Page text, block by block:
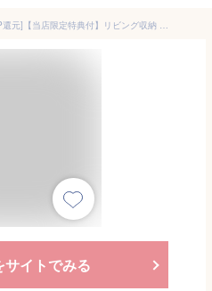
[12/25限定P5倍+抽選で100%P還元]【当店限定特典付】リビング収納 北欧 フラップ扉 本棚 ラック 木製 棚 収納ラック おしゃれ 収納棚 扉付き マルチラック レトロ モダン ナチュラル ホワイト 白 壁面収納 60幅 ディスプレイラック
サイトでみる